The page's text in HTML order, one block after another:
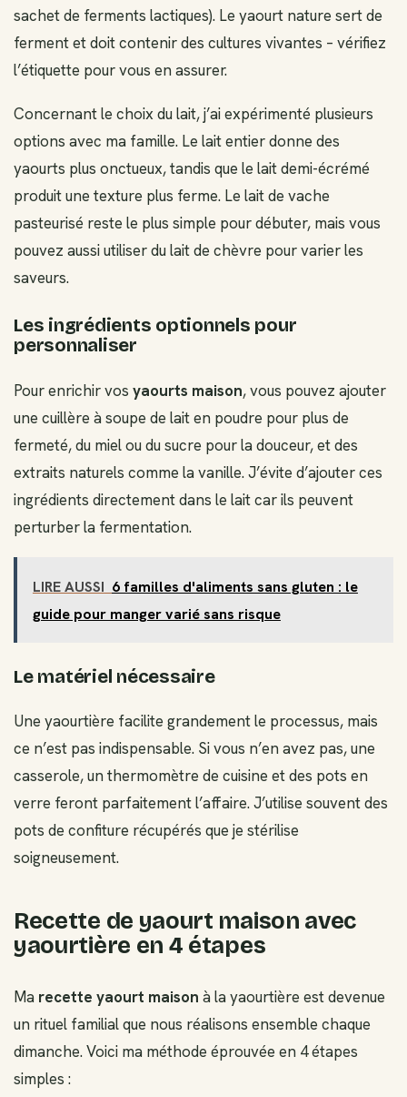
sachet de ferments lactiques). Le yaourt nature sert de
ferment et doit contenir des cultures vivantes – vérifiez
l’étiquette pour vous en assurer.
Concernant le choix du lait, j’ai expérimenté plusieurs
options avec ma famille. Le lait entier donne des
yaourts plus onctueux, tandis que le lait demi-écrémé
produit une texture plus ferme. Le lait de vache
pasteurisé reste le plus simple pour débuter, mais vous
pouvez aussi utiliser du lait de chèvre pour varier les
saveurs.
Les ingrédients optionnels pour
personnaliser
Pour enrichir vos yaourts maison, vous pouvez ajouter
une cuillère à soupe de lait en poudre pour plus de
fermeté, du miel ou du sucre pour la douceur, et des
extraits naturels comme la vanille. J’évite d’ajouter ces
ingrédients directement dans le lait car ils peuvent
perturber la fermentation.
LIRE AUSSI 6 familles d'aliments sans gluten : le
guide pour manger varié sans risque
Le matériel nécessaire
Une yaourtière facilite grandement le processus, mais
ce n’est pas indispensable. Si vous n’en avez pas, une
casserole, un thermomètre de cuisine et des pots en
verre feront parfaitement l’affaire. J’utilise souvent des
pots de confiture récupérés que je stérilise
soigneusement.
Recette de yaourt maison avec
yaourtière en 4 étapes
Ma recette yaourt maison à la yaourtière est devenue
un rituel familial que nous réalisons ensemble chaque
dimanche. Voici ma méthode éprouvée en 4 étapes
simples :